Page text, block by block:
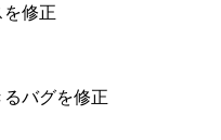
を修正
るバグを修正